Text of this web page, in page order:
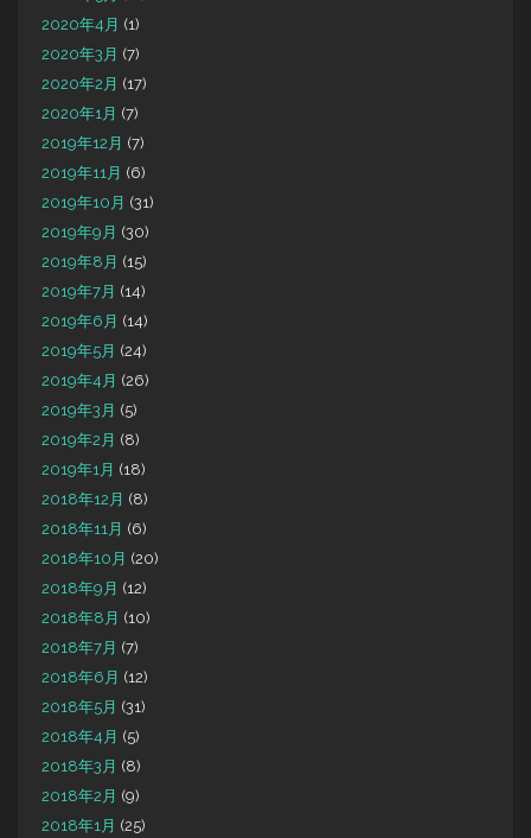
2020年4月 (1)
2020年3月 (7)
2020年2月 (17)
2020年1月 (7)
2019年12月 (7)
2019年11月 (6)
2019年10月 (31)
2019年9月 (30)
2019年8月 (15)
2019年7月 (14)
2019年6月 (14)
2019年5月 (24)
2019年4月 (26)
2019年3月 (5)
2019年2月 (8)
2019年1月 (18)
2018年12月 (8)
2018年11月 (6)
2018年10月 (20)
2018年9月 (12)
2018年8月 (10)
2018年7月 (7)
2018年6月 (12)
2018年5月 (31)
2018年4月 (5)
2018年3月 (8)
2018年2月 (9)
2018年1月 (25)